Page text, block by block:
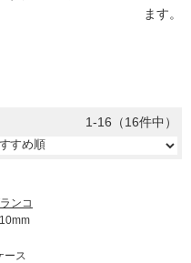
ます。
1-16（16件中）
ンコ
ース